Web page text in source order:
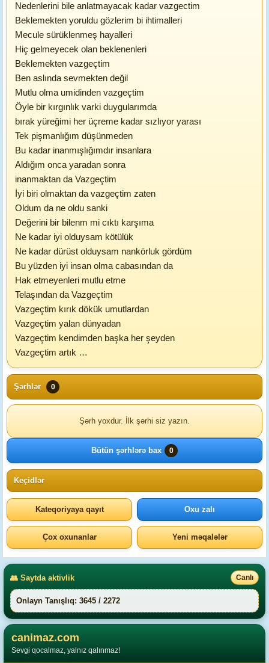
Nedenlerini bile anlatmayacak kadar vazgectim
Beklemekten yoruldu gözlerim bi ihtimalleri
Mecule sürüklenmeş hayalleri
Hiç gelmeyecek olan beklenenleri
Beklemekten vazgeçtim
Ben aslında sevmekten değil
Mutlu olma umidinden vazgeçtim
Öyle bir kırgınlık varki duygularımda
bırak yüreğimi her üçreme kadar sızlıyor yarası
Tek pişmanlığım düşünmeden
Bu kadar inanmışlığımdır insanlara
Aldığım onca yaradan sonra
inanmaktan da Vazgeçtim
İyi biri olmaktan da vazgeçtim zaten
Oldum da ne oldu sanki
Değerini bir bilenm mi cıktı karşıma
Ne kadar iyi olduysam kötülük
Ne kadar dürüst olduysam nankörluk gördüm
Bu yüzden iyi insan olma cabasından da
Hak etmeyenleri mutlu etme
Telaşından da Vazgeçtim
Vazgeçtim kırık dökük umutlardan
Vazgeçtim yalan dünyadan
Vazgeçtim kendimden başka her şeyden
Vazgeçtim artık …
Şərhlər 0
Şərh yoxdur. İlk şərhi siz yazın.
Bütün şərhlərə bax 0
Keçidlər
Kateqoriyaya qayıt Oxu zalı
Çox oxunanlar Yeni məqalələr
👥 Saytda aktivlik Canlı
Onlayn Tanışlıq: 3645 / 2272
canimaz.com
Sevgi qocalmaz, yalnız qalınmaz!